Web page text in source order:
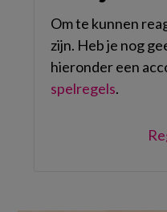
Om te kunnen
zijn. Heb je nog
hieronder een
spelregels.